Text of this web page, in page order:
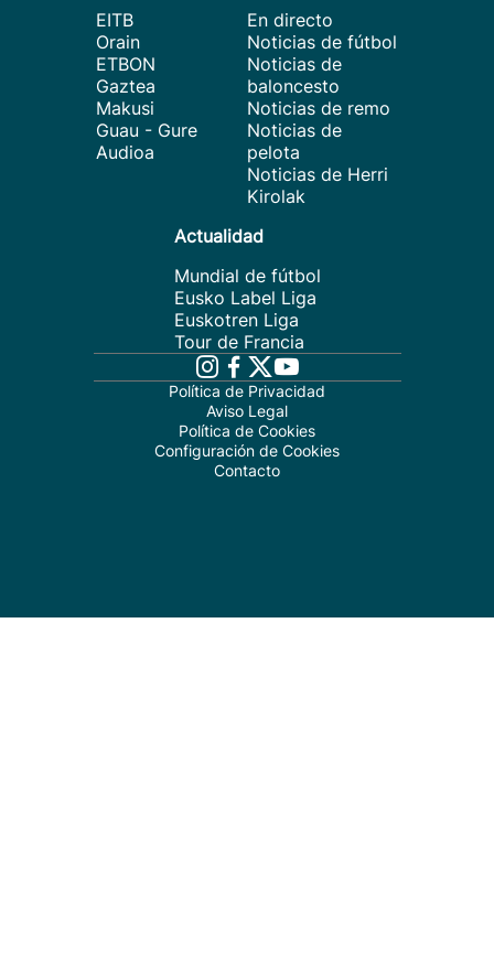
EITB
Orain
ETBON
Gaztea
Makusi
Guau - Gure
Audioa
En directo
Noticias de fútbol
Noticias de
baloncesto
Noticias de remo
Noticias de
pelota
Noticias de Herri
Kirolak
Actualidad
Mundial de fútbol
Eusko Label Liga
Euskotren Liga
Tour de Francia
Política de Privacidad
Aviso Legal
Política de Cookies
Configuración de Cookies
Contacto